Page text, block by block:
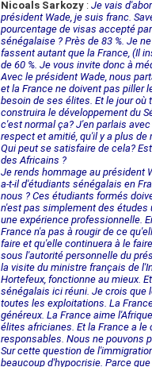
Nicoals Sarkozy : Je vais
président Wade, je suis franc.
pourcentage de visas accepté
sénégalaise ? Près de 83 %. Je
fassent autant que la France, (Il
de 60 %. Je vous invite donc à
Avec le président Wade, nous
et la France ne doivent pas piller
besoin de ses élites. Et le jour où
construira le développement du
c'est normal ça? J'en parlais
respect et amitié, qu'il y a plus
Qui peut se satisfaire de cela?
des Africains ?
Je rends hommage au président
a-t-il d'étudiants sénégalais en
nous ? Ces étudiants formés
n'est pas simplement des études
une expérience professionnelle.
France n'a pas à rougir de ce
faire et qu'elle continuera à le
sous l'autorité personnelle du
la visite du ministre français de
Hortefeux, fonctionne au mieux.
sénégalais ici réuni. Je crois que
toutes les exploitations. La
généreux. La France aime
élites africianes. Et la France a
responsables. Nous ne pouvons
Sur cette question de
beaucoup d'hypocrisie. Parce